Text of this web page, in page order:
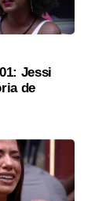
Jessi
de